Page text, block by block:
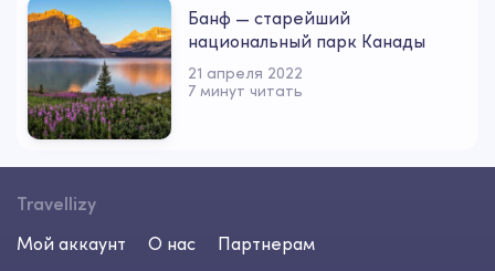
Банф — старейший
национальный парк Канады
21 апреля 2022
7 минут читать
Travellizy
Мой аккаунт
О нас
Партнерам